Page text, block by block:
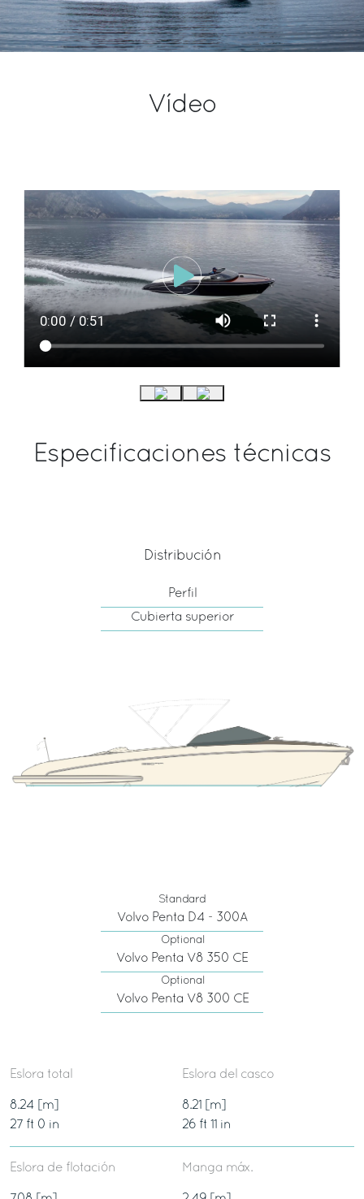
Vídeo
Especificaciones técnicas
Distribución
Perfil
Cubierta superior
Standard
Volvo Penta D4 - 300A
Optional
Volvo Penta V8 350 CE
Optional
Volvo Penta V8 300 CE
Eslora total
8.24 [m]
27 ft 0 in
Eslora del casco
8.21 [m]
26 ft 11 in
Eslora de flotación Manga máx.